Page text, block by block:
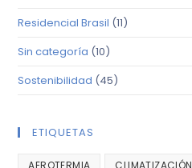
Residencial Brasil (11)
Sin categoría (10)
Sostenibilidad (45)
ETIQUETAS
AEROTERMIA CLIMATIZACIÓN